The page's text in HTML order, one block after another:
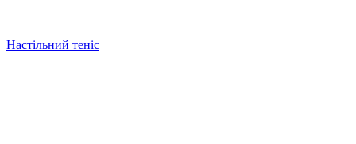
Настільний теніс